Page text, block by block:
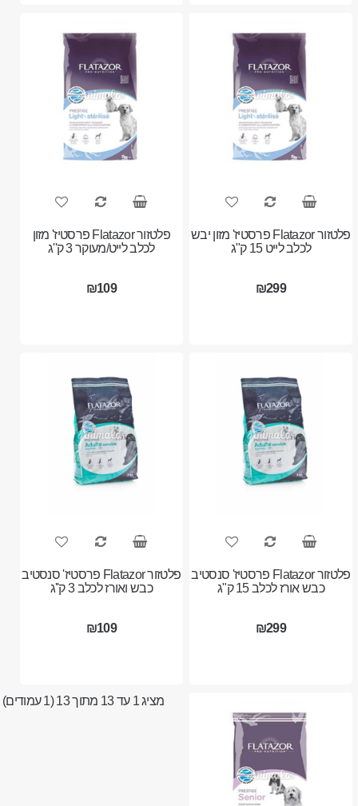
פלטזור Flatazor פרסטיז' מזון יבש
לכלב לייט 15 ק"ג
₪299
פלטזור Flatazor פרסטיז' מזון
לכלב לייט/מעוקר 3 ק''ג
₪109
פלטזור Flatazor פרסטיז' סנסטיב
כבש אורז לכלב 15 ק"ג
₪299
פלטזור Flatazor פרסטיז' סנסטיב
כבש ואורז לכלב 3 ק''ג
₪109
מציג 1 עד 13 מתוך 13 (1 עמודים)